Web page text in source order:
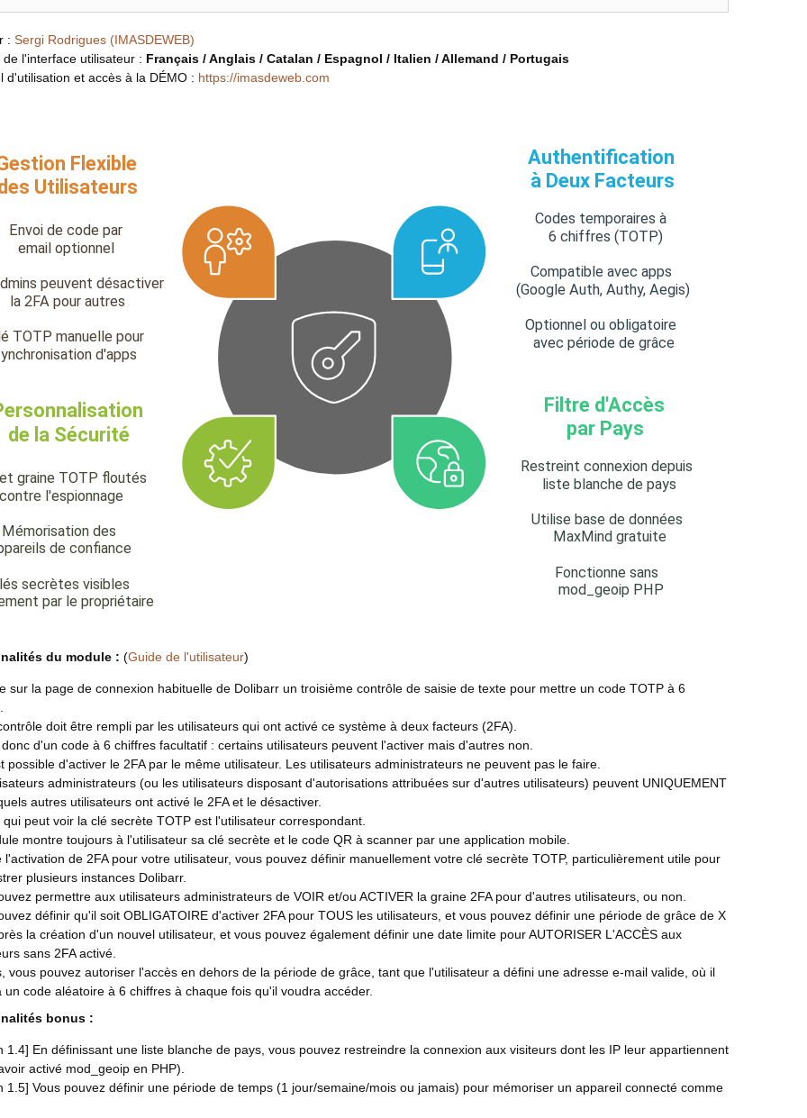
: Sergi Rodrigues (IMASDEWEB)
de l'interface utilisateur : Français / Anglais / Catalan / Espagnol / Italien / Allemand / Portugais
d'utilisation et accès à la DÉMO : https://imasdeweb.com
du module : (Guide de l'utilisateur)
sur la page de connexion habituelle de Dolibarr un troisième contrôle de saisie de texte pour mettre un code TOTP à 6
doit être rempli par les utilisateurs qui ont activé ce système à deux facteurs (2FA).
d'un code à 6 chiffres facultatif : certains utilisateurs peuvent l'activer mais d'autres non.
possible d'activer le 2FA par le même utilisateur. Les utilisateurs administrateurs ne peuvent pas le faire.
administrateurs (ou les utilisateurs disposant d'autorisations attribuées sur d'autres utilisateurs) peuvent UNIQUEMENT
autres utilisateurs ont activé le 2FA et le désactiver.
qui peut voir la clé secrète TOTP est l'utilisateur correspondant.
montre toujours à l'utilisateur sa clé secrète et le code QR à scanner par une application mobile.
l'activation de 2FA pour votre utilisateur, vous pouvez définir manuellement votre clé secrète TOTP, particulièrement utile pour
plusieurs instances Dolibarr.
permettre aux utilisateurs administrateurs de VOIR et/ou ACTIVER la graine 2FA pour d'autres utilisateurs, ou non.
définir qu'il soit OBLIGATOIRE d'activer 2FA pour TOUS les utilisateurs, et vous pouvez définir une période de grâce de X
la création d'un nouvel utilisateur, et vous pouvez également définir une date limite pour AUTORISER L'ACCÈS aux
sans 2FA activé.
vous pouvez autoriser l'accès en dehors de la période de grâce, tant que l'utilisateur a défini une adresse e-mail valide, où il
un code aléatoire à 6 chiffres à chaque fois qu'il voudra accéder.
bonus :
1.4] En définissant une liste blanche de pays, vous pouvez restreindre la connexion aux visiteurs dont les IP leur appartiennent
activé mod_geoip en PHP).
1.5] Vous pouvez définir une période de temps (1 jour/semaine/mois ou jamais) pour mémoriser un appareil connecté comme